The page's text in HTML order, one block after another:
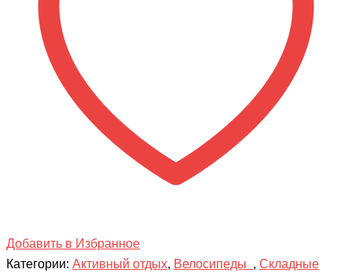
Добавить в Избранное
Категории: Активный отдых, Велосипеды , Складные